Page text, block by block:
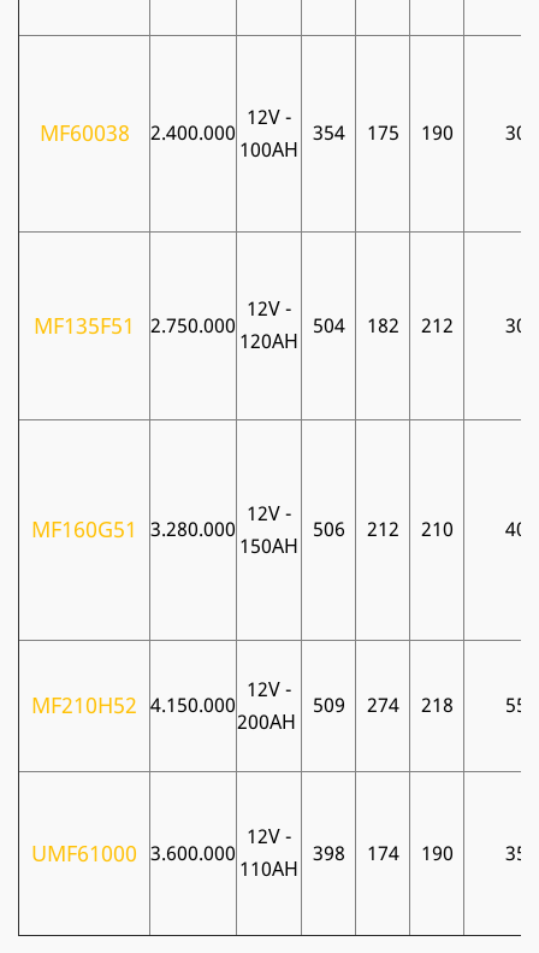
MF60038 2.400.000
12V -
100AH
354 175 190 30
MF135F51 2.750.000
12V -
120AH
504 182 212 30
MF160G51 3.280.000
12V -
150AH
506 212 210 40
MF210H52 4.150.000
12V -
200AH
509 274 218 55
UMF61000 3.600.000
12V -
110AH
398 174 190 35